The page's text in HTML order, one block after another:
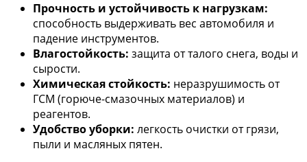
Прочность и устойчивость к нагрузкам:
способность выдерживать вес автомобиля и
падение инструментов.
Влагостойкость: защита от талого снега, воды и
сырости.
Химическая стойкость: неразрушимость от
ГСМ (горюче-смазочных материалов) и
реагентов.
Удобство уборки: легкость очистки от грязи,
пыли и масляных пятен.